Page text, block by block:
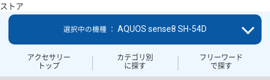
ストア
アクセサリー
トップ
カテゴリ別
に探す
フリーワード
で探す
選択中の機種 ： AQUOS sense8 SH-54D